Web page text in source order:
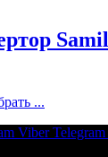
Samil
...
Viber Telegram